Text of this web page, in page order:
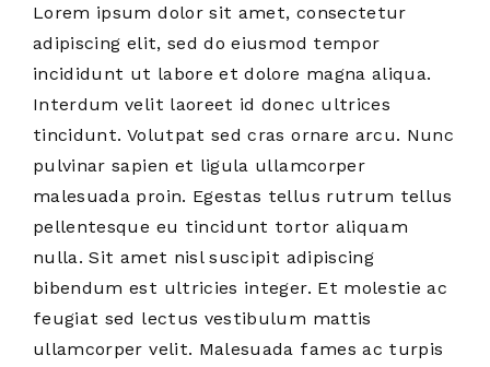
Lorem ipsum dolor sit amet, consectetur
adipiscing elit, sed do eiusmod tempor
incididunt ut labore et dolore magna aliqua.
Interdum velit laoreet id donec ultrices
tincidunt. Volutpat sed cras ornare arcu. Nunc
pulvinar sapien et ligula ullamcorper
malesuada proin. Egestas tellus rutrum tellus
pellentesque eu tincidunt tortor aliquam
nulla. Sit amet nisl suscipit adipiscing
bibendum est ultricies integer. Et molestie ac
feugiat sed lectus vestibulum mattis
ullamcorper velit. Malesuada fames ac turpis